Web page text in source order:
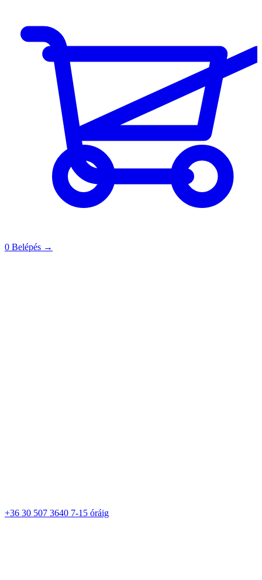
0 Belépés →
+36 30 507 3640 7-15 óráig